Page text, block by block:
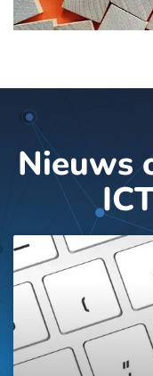
Nieuws